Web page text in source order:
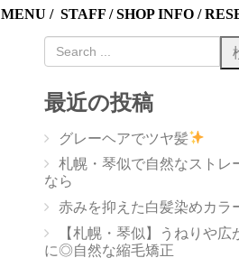
MENU / STAFF /SHOP INFO /
最近の投稿
グレーヘアでツヤ髪
札幌・琴似で自然なストレ
なら
赤みを抑えた白髪染めカラ
【札幌・琴似】うねりや広
に◎自然な縮毛矯正